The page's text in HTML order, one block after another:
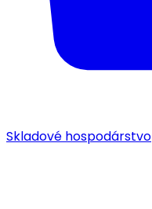
Skladové hospodárstvo